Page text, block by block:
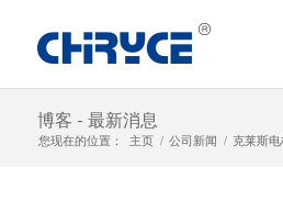
博客 - 最新消息
您现在的位置： 主页 / 公司新闻 / 克莱斯